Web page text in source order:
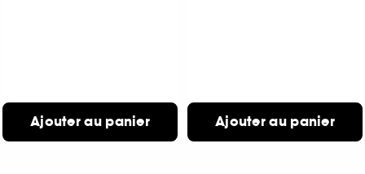
Ajouter au panier Ajouter au panier